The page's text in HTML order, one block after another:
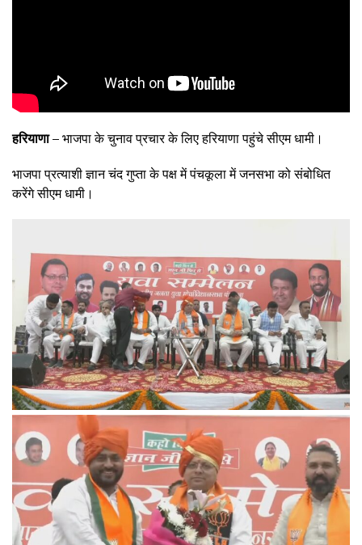
हरियाणा –भाजपा के चुनाव प्रचार के लिए हरियाणा पहुंचे सीएम धामी।
भाजपा प्रत्याशी ज्ञान चंद गुप्ता के पक्ष में पंचकूला में जनसभा को संबोधित
करेंगे सीएम धामी।